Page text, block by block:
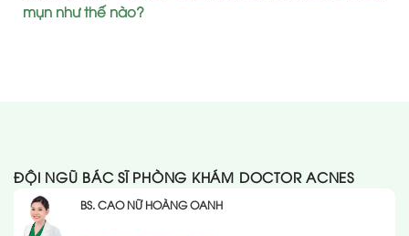
mụn như thế nào?
ĐỘI NGŨ BÁC SĨ PHÒNG KHÁM DOCTOR ACNES
BS. CAO NỮ HOÀNG OANH